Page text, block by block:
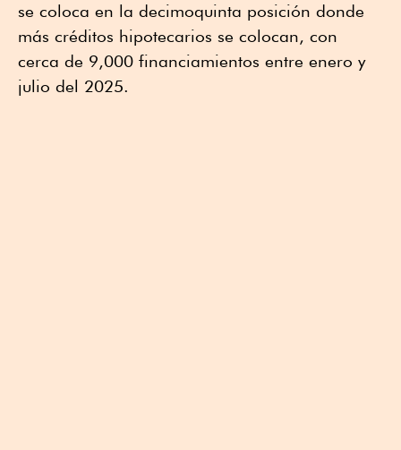
se coloca en la decimoquinta posición donde
más créditos hipotecarios se colocan, con
cerca de 9,000 financiamientos entre enero y
julio del 2025.